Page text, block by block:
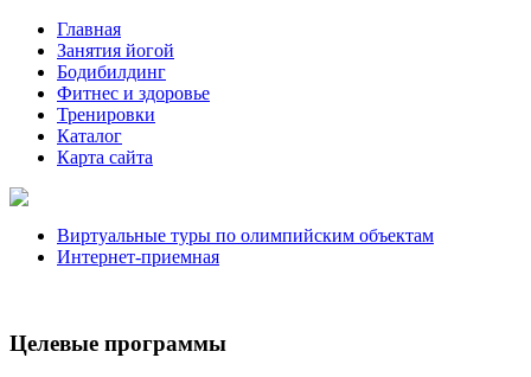
Главная
Занятия йогой
Бодибилдинг
Фитнес и здоровье
Тренировки
Каталог
Карта сайта
Виртуальные туры по олимпийским объектам
Интернет-приемная
Целевые программы